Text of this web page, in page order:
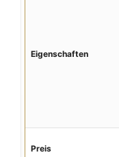
Eigenschaften
Preis